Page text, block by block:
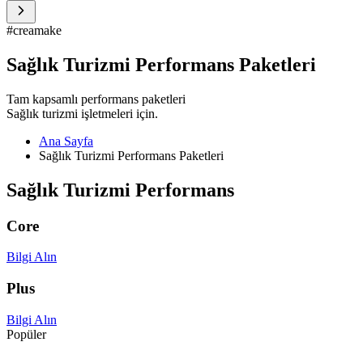
#creamake
Sağlık Turizmi Performans Paketleri
Tam kapsamlı performans paketleri
Sağlık turizmi işletmeleri için.
Ana Sayfa
Sağlık Turizmi Performans Paketleri
Sağlık Turizmi Performans
Core
Bilgi Alın
Plus
Bilgi Alın
Popüler